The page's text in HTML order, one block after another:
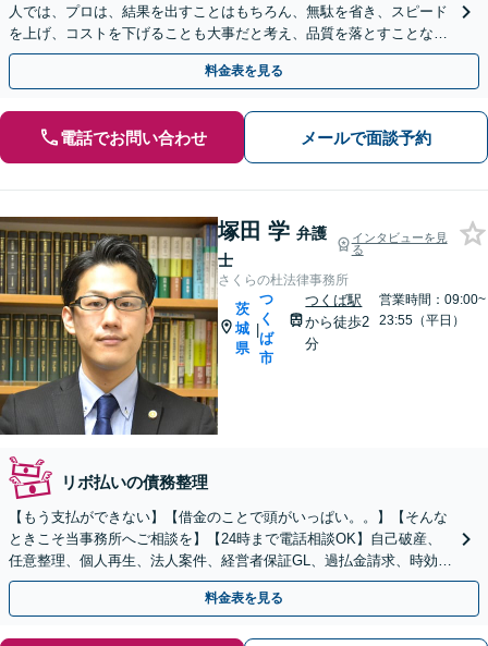
人では、プロは、結果を出すことはもちろん、無駄を省き、スピード
を上げ、コストを下げることも大事だと考え、品質を落とすことな
く、費用を可能な限り安くすることにこだわります。
料金表を見る
電話でお問い合わせ メールで面談予約
塚田 学 弁護
士
インタビューを見
る
さくらの杜法律事務所
茨
城
県
|
つ
く
ば
市
つくば駅
から徒歩2
分
営業時間：09:00~
23:55（平日）
リボ払いの債務整理
【もう支払ができない】【借金のことで頭がいっぱい。。】【そんな
ときこそ当事務所へご相談を】【24時まで電話相談OK】自己破産、
任意整理、個人再生、法人案件、経営者保証GL、過払金請求、時効援
用など解決実績多数。【最善の解決を目指します】
料金表を見る